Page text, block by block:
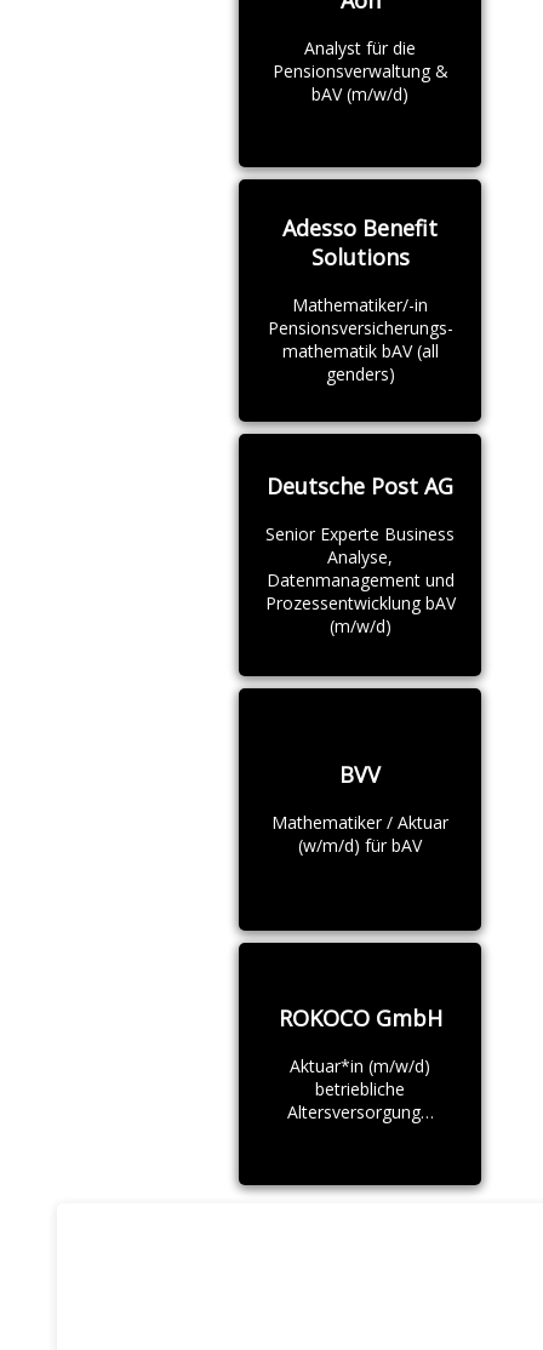
Analyst für die
Pensionsverwaltung &
bAV (m/w/d)
Adesso Benefit
Solutions
Mathematiker/-in
Pensionsversicherungs-
mathematik bAV (all
genders)
Deutsche Post AG
Senior Experte Business
Analyse,
Datenmanagement und
Prozessentwicklung bAV
(m/w/d)
BVV
Mathematiker / Aktuar
(w/m/d) für bAV
ROKOCO GmbH
Aktuar*in (m/w/d)
betriebliche
Altersversorgung…